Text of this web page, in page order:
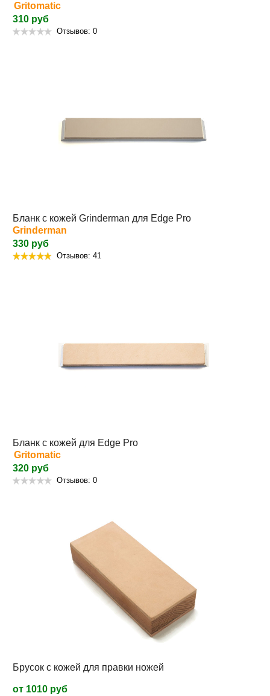
Gritomatic
310 руб
Отзывов: 0
Бланк с кожей Grinderman для Edge Pro
Grinderman
330 руб
Отзывов: 41
Бланк с кожей для Edge Pro
Gritomatic
320 руб
Отзывов: 0
Брусок с кожей для правки ножей
от 1010 руб